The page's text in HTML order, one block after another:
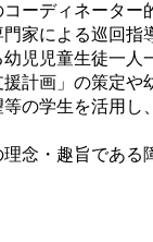
ーディネータ
家による巡回
児児童生徒一
計画」の策定
の学生を活用
念・趣旨である